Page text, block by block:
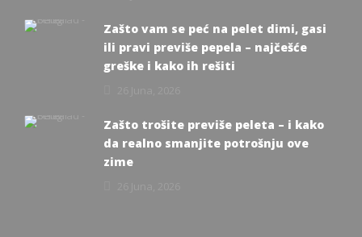
Zašto vam se peć na pelet dimi, gasi
ili pravi previše pepela – najčešće
greške i kako ih rešiti
Zašto trošite previše peleta – i kako
da realno smanjite potrošnju ove
zime